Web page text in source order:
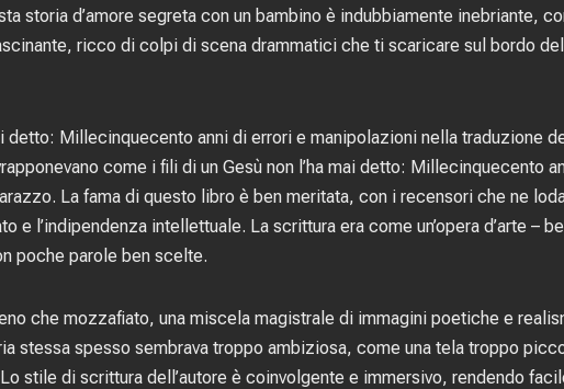
storia d’amore segreta con un bambino è indubbiamente inebriante,
ricco di colpi di scena drammatici che ti scaricare sul bordo
detto: Millecinquecento anni di errori e manipolazioni nella traduzione
come i fili di un Gesù non l’ha mai detto: Millecinquecento
La fama di questo libro è ben meritata, con i recensori che ne
l’indipendenza intellettuale. La scrittura era come un’opera d’arte –
poche parole ben scelte.
che mozzafiato, una miscela magistrale di immagini poetiche e
stessa spesso sembrava troppo ambiziosa, come una tela troppo
stile di scrittura dell’autore è coinvolgente e immersivo, rendendo